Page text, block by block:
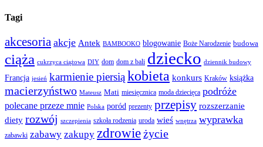
Tagi
akcesoria akcje Antek BAMBOOKO blogowanie Boże Narodzenie budowa
ciąża cukrzyca ciążowa DIY dom dom z bali dziecko dziennik budowy
Francja jesień karmienie piersiąkobieta konkurs Kraków książka
macierzyństwo Mateusz Mati miesięcznica moda dziecięca podróże
polecane przeze mnie Polska poród prezenty przepisy rozszerzanie
diety rozwój szczepienia szkoła rodzenia uroda wieś wnętrza wyprawka
zabawki zabawy zakupy zdrowieżycie